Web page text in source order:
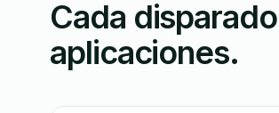
Cada
aplicaciones.